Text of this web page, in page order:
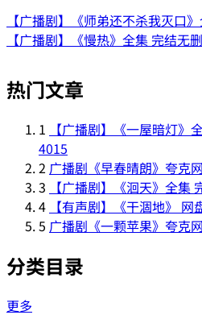
【广播剧】《师弟还不杀我灭口
【广播剧】《慢热》全集 完结无
热门文章
1
【广播剧】《一屋暗灯》
4015
2 广播剧《早春晴朗》夸克
3
【广播剧】《洄天》全集
4 【有声剧】《干涸地》 网
5 广播剧《一颗苹果》夸克
分类目录
更多